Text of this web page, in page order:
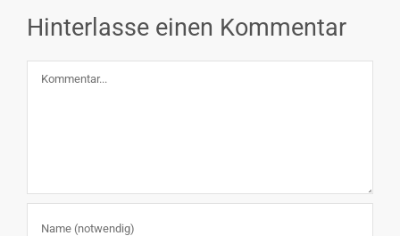
Hinterlasse einen Kommentar
Kommentar